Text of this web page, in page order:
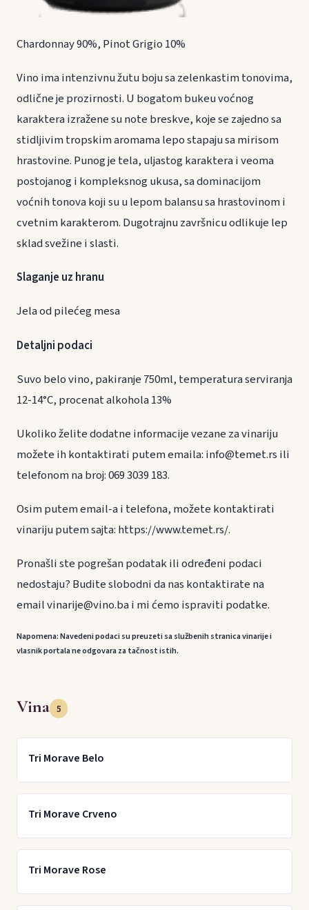
Chardonnay 90%, Pinot Grigio 10%
Vino ima intenzivnu žutu boju sa zelenkastim tonovima,
odlične je prozirnosti. U bogatom bukeu voćnog
karaktera izražene su note breskve, koje se zajedno sa
stidljivim tropskim aromama lepo stapaju sa mirisom
hrastovine. Punog je tela, uljastog karaktera i veoma
postojanog i kompleksnog ukusa, sa dominacijom
voćnih tonova koji su u lepom balansu sa hrastovinom i
cvetnim karakterom. Dugotrajnu završnicu odlikuje lep
sklad svežine i slasti.
Slaganje uz hranu
Jela od pilećeg mesa
Detaljni podaci
Suvo belo vino, pakiranje 750ml, temperatura serviranja
12-14°C, procenat alkohola 13%
Ukoliko želite dodatne informacije vezane za vinariju
možete ih kontaktirati putem emaila: info@temet.rs ili
telefonom na broj: 069 3039 183.
Osim putem email-a i telefona, možete kontaktirati
vinariju putem sajta: https://www.temet.rs/.
Pronašli ste pogrešan podatak ili određeni podaci
nedostaju? Budite slobodni da nas kontaktirate na
email vinarije@vino.ba i mi ćemo ispraviti podatke.
Napomena: Navedeni podaci su preuzeti sa službenih stranica vinarije i
vlasnik portala ne odgovara za tačnost istih.
Vina 5
Tri Morave Belo
Tri Morave Crveno
Tri Morave Rose